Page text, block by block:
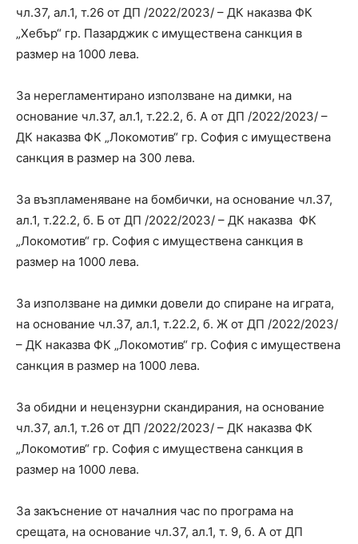
чл.37, ал.1, т.26 от ДП /2022/2023/ – ДК наказва ФК
„Хебър“ гр. Пазарджик с имуществена санкция в
размер на 1000 лева.
За нерегламентирано използване на димки, на
основание чл.37, ал.1, т.22.2, б. А от ДП /2022/2023/ –
ДК наказва ФК „Локомотив“ гр. София с имуществена
санкция в размер на 300 лева.
За възпламеняване на бомбички, на основание чл.37,
ал.1, т.22.2, б. Б от ДП /2022/2023/ – ДК наказва ФК
„Локомотив“ гр. София с имуществена санкция в
размер на 1000 лева.
За използване на димки довели до спиране на играта,
на основание чл.37, ал.1, т.22.2, б. Ж от ДП /2022/2023/
– ДК наказва ФК „Локомотив“ гр. София с имуществена
санкция в размер на 1000 лева.
За обидни и нецензурни скандирания, на основание
чл.37, ал.1, т.26 от ДП /2022/2023/ – ДК наказва ФК
„Локомотив“ гр. София с имуществена санкция в
размер на 1000 лева.
За закъснение от началния час по програма на
срещата, на основание чл.37, ал.1, т. 9, б. А от ДП